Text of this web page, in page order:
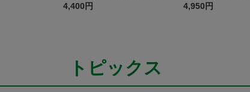
ズ
4,400円
4,950円
トピックス